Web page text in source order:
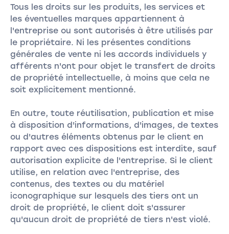
Tous les droits sur les produits, les services et
les éventuelles marques appartiennent à
l'entreprise ou sont autorisés à être utilisés par
le propriétaire. Ni les présentes conditions
générales de vente ni les accords individuels y
afférents n'ont pour objet le transfert de droits
de propriété intellectuelle, à moins que cela ne
soit explicitement mentionné.
En outre, toute réutilisation, publication et mise
à disposition d'informations, d'images, de textes
ou d'autres éléments obtenus par le client en
rapport avec ces dispositions est interdite, sauf
autorisation explicite de l'entreprise. Si le client
utilise, en relation avec l'entreprise, des
contenus, des textes ou du matériel
iconographique sur lesquels des tiers ont un
droit de propriété, le client doit s'assurer
qu'aucun droit de propriété de tiers n'est violé.